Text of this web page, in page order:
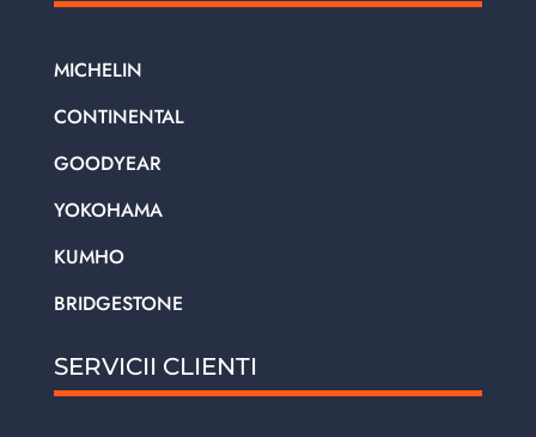
MICHELIN
CONTINENTAL
GOODYEAR
YOKOHAMA
KUMHO
BRIDGESTONE
SERVICII CLIENTI